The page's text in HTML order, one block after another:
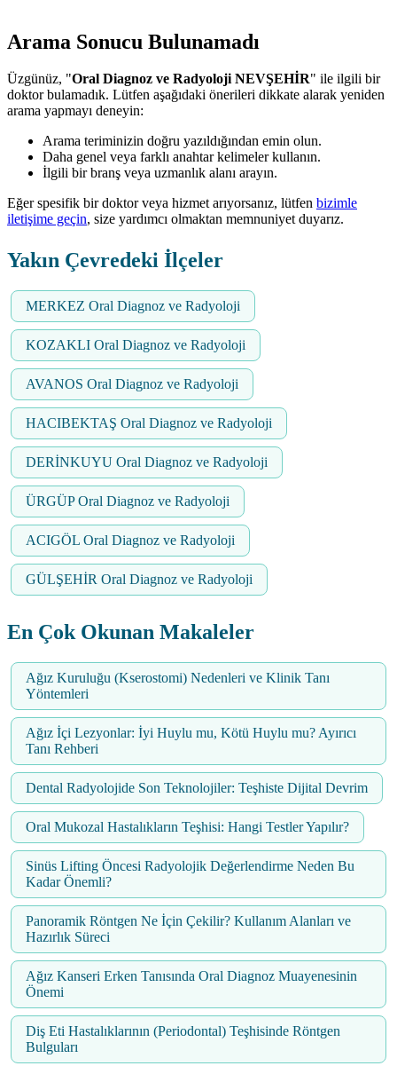
Arama Sonucu Bulunamadı
Üzgünüz, "Oral Diagnoz ve Radyoloji NEVŞEHİR" ile ilgili bir
doktor bulamadık. Lütfen aşağıdaki önerileri dikkate alarak yeniden
arama yapmayı deneyin:
Arama teriminizin doğru yazıldığından emin olun.
Daha genel veya farklı anahtar kelimeler kullanın.
İlgili bir branş veya uzmanlık alanı arayın.
Eğer spesifik bir doktor veya hizmet arıyorsanız, lütfen bizimle
iletişime geçin, size yardımcı olmaktan memnuniyet duyarız.
Yakın Çevredeki İlçeler
MERKEZ Oral Diagnoz ve Radyoloji
KOZAKLI Oral Diagnoz ve Radyoloji
AVANOS Oral Diagnoz ve Radyoloji
HACIBEKTAŞ Oral Diagnoz ve Radyoloji
DERİNKUYU Oral Diagnoz ve Radyoloji
ÜRGÜP Oral Diagnoz ve Radyoloji
ACIGÖL Oral Diagnoz ve Radyoloji
GÜLŞEHİR Oral Diagnoz ve Radyoloji
En Çok Okunan Makaleler
Ağız Kuruluğu (Kserostomi) Nedenleri ve Klinik Tanı
Yöntemleri
Ağız İçi Lezyonlar: İyi Huylu mu, Kötü Huylu mu? Ayırıcı
Tanı Rehberi
Dental Radyolojide Son Teknolojiler: Teşhiste Dijital Devrim
Oral Mukozal Hastalıkların Teşhisi: Hangi Testler Yapılır?
Sinüs Lifting Öncesi Radyolojik Değerlendirme Neden Bu
Kadar Önemli?
Panoramik Röntgen Ne İçin Çekilir? Kullanım Alanları ve
Hazırlık Süreci
Ağız Kanseri Erken Tanısında Oral Diagnoz Muayenesinin
Önemi
Diş Eti Hastalıklarının (Periodontal) Teşhisinde Röntgen
Bulguları